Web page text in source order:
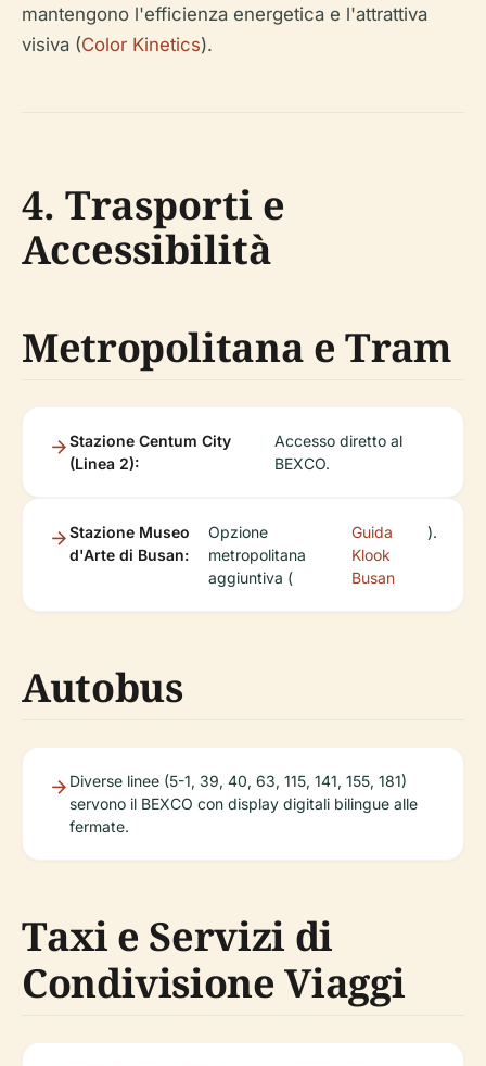
mantengono l'efficienza energetica e l'attrattiva
visiva (Color Kinetics).
4. Trasporti e
Accessibilità
Metropolitana e Tram
Stazione Centum City
(Linea 2):
Accesso diretto al
BEXCO.
Stazione Museo
d'Arte di Busan:
Opzione
metropolitana
aggiuntiva (
Guida
Klook
Busan
).
Autobus
Diverse linee (5-1, 39, 40, 63, 115, 141, 155, 181)
servono il BEXCO con display digitali bilingue alle
fermate.
Taxi e Servizi di
Condivisione Viaggi